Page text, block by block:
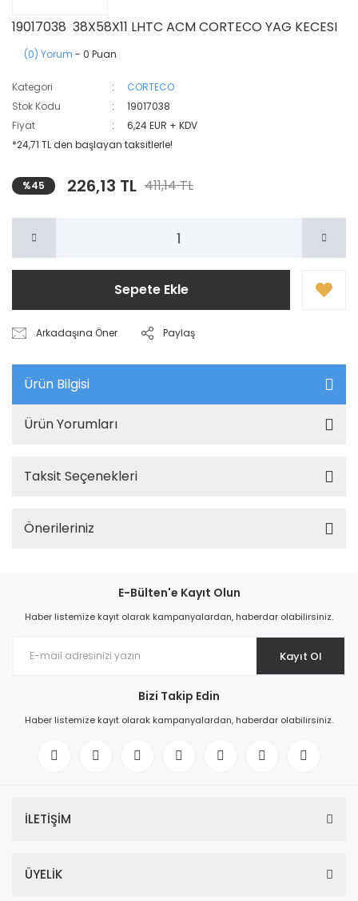
19017038 38X58X11 LHTC ACM CORTECO YAG KECESI
(0) Yorum - 0 Puan
Kategori
CORTECO
Stok Kodu
19017038
Fiyat
6,24 EUR + KDV
*24,71 TL den başlayan taksitlerle!
%45 226,13 TL 411,14 TL
Sepete Ekle
Arkadaşına Öner Paylaş
Ürün Bilgisi
Ürün Yorumları
Taksit Seçenekleri
Önerileriniz
E-Bülten'e Kayıt Olun
Haber listemize kayıt olarak kampanyalardan, haberdar olabilirsiniz.
Kayıt Ol
Bizi Takip Edin
Haber listemize kayıt olarak kampanyalardan, haberdar olabilirsiniz.
İLETİŞİM
ÜYELİK